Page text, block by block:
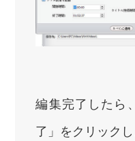
編集完了したら
了」をクリックし